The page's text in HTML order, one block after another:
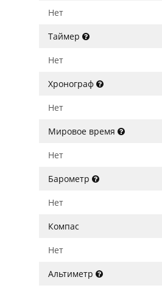
Нет
Таймер
Нет
Хронограф
Нет
Мировое время
Нет
Барометр
Нет
Компас
Нет
Альтиметр